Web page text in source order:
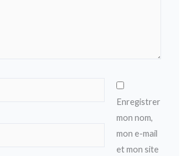
Enregistrer
mon nom,
mon e-mail
et mon site